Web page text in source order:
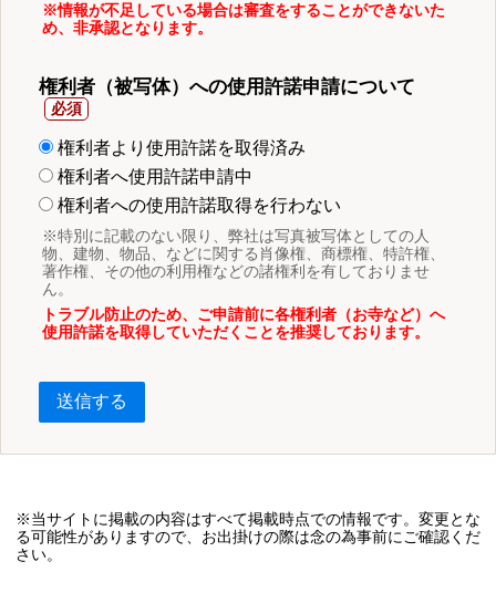
※情報が不足している場合は審査をすることができないた
め、非承認となります。
権利者（被写体）への使用許諾申請について
権利者より使用許諾を取得済み
権利者へ使用許諾申請中
権利者への使用許諾取得を行わない
※特別に記載のない限り、弊社は写真被写体としての人
物、建物、物品、などに関する肖像権、商標権、特許権、
著作権、その他の利用権などの諸権利を有しておりませ
ん。
トラブル防止のため、ご申請前に各権利者（お寺など）へ
使用許諾を取得していただくことを推奨しております。
送信する
※当サイトに掲載の内容はすべて掲載時点での情報です。変更とな
る可能性がありますので、お出掛けの際は念の為事前にご確認くだ
さい。